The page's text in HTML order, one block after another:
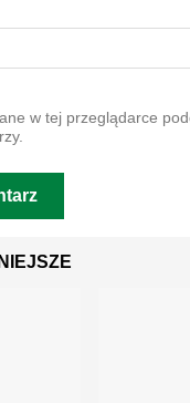
w tej przeglądarce